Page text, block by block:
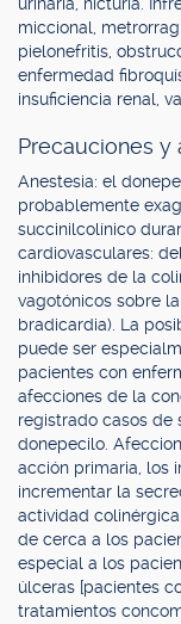
miccional,
pielonefritis,
enfermedad
insuficiencia renal,
Precauciones y
Anestesia: el
probablemente
succinilcolínico
cardiovasculares:
inhibidores de la
vagotónicos sobre
bradicardia). La
puede ser
pacientes con
afecciones de la
registrado casos de
donepecilo.
acción primaria, los
incrementar la
actividad
de cerca a los
especial a los
úlceras [pacientes
tratamientos